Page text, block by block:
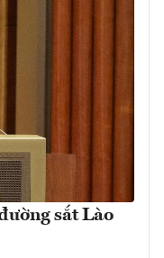
sắt Lào